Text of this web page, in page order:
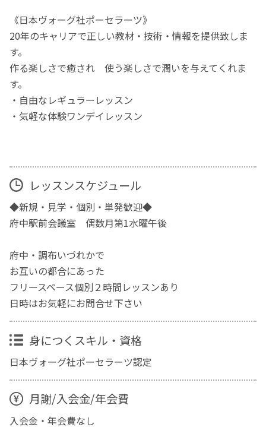
《日本ヴォーグ社ポーセラーツ》
20年のキャリアで正しい教材・技術・情報を提供致しま
す。
作る楽しさで癒され 使う楽しさで潤いを与えてくれま
す。
・自由なレギュラーレッスン
・気軽な体験ワンデイレッスン
レッスンスケジュール
◆新規・見学・個別・単発歓迎◆
府中駅前会議室 偶数月第1水曜午後
府中・調布いづれかで
お互いの都合にあった
フリースペース個別２時間レッスンあり
日時はお気軽にお問合せ下さい
身につくスキル・資格
日本ヴォーグ社ポーセラーツ認定
月謝/入会金/年会費
入会金・年会費なし